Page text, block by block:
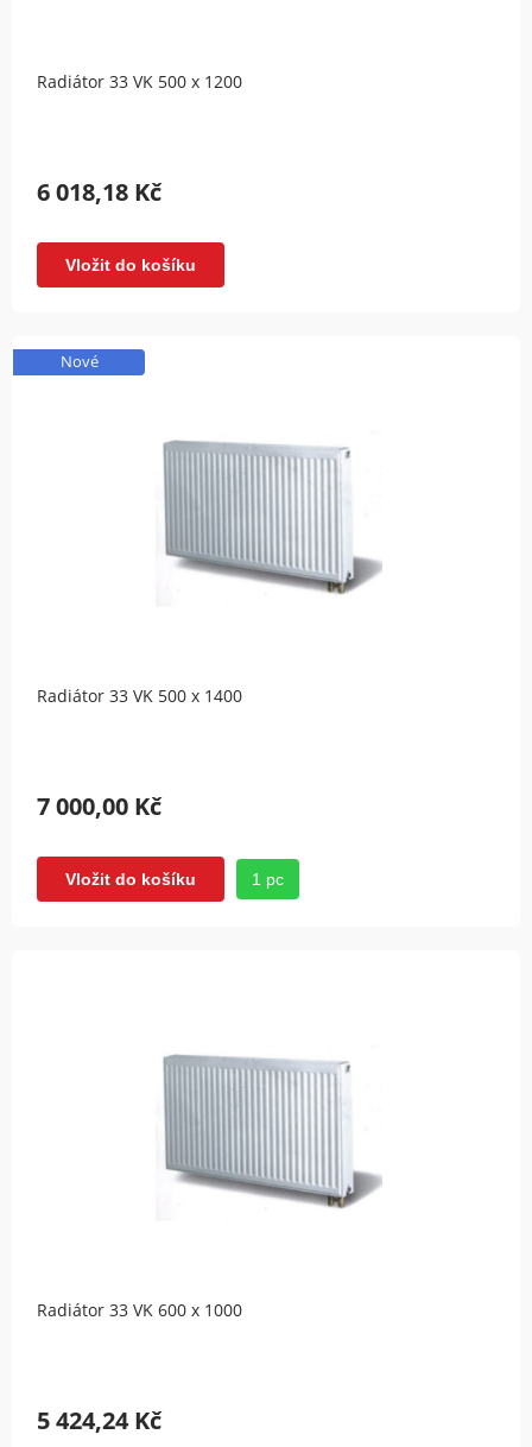
Radiátor 33 VK 500 x 1200
6 018,18 Kč
Vložit do košíku
Radiátor 33 VK 500 x 1400
7 000,00 Kč
Vložit do košíku 1 pc
Nové
Radiátor 33 VK 600 x 1000
5 424,24 Kč